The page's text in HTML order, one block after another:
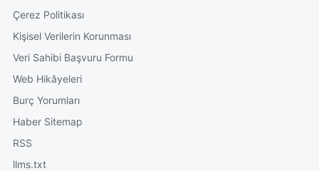
Çerez Politikası
Kişisel Verilerin Korunması
Veri Sahibi Başvuru Formu
Web Hikâyeleri
Burç Yorumları
Haber Sitemap
RSS
llms.txt